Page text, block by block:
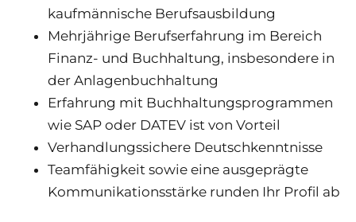
kaufmännische Berufsausbildung
Mehrjährige Berufserfahrung im Bereich
Finanz- und Buchhaltung, insbesondere in
der Anlagenbuchhaltung
Erfahrung mit Buchhaltungsprogrammen
wie SAP oder DATEV ist von Vorteil
Verhandlungssichere Deutschkenntnisse
Teamfähigkeit sowie eine ausgeprägte
Kommunikationsstärke runden Ihr Profil ab